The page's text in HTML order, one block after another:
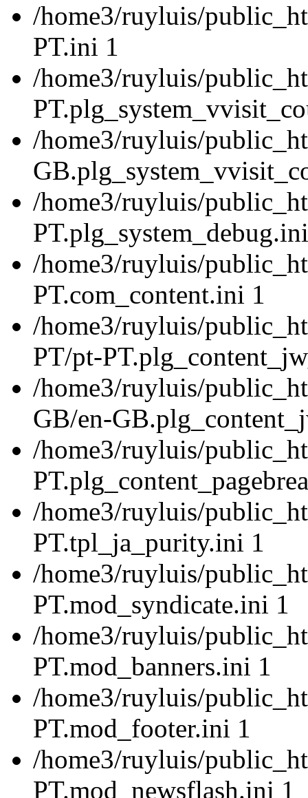
/home3/ruyluis/
PT.ini 1
/home3/ruyluis/
/home3/ruyluis/
/home3/ruyluis/
/home3/ruyluis/
PT.com_content.ini 1
/home3/ruyluis/
PT/pt-
/home3/ruyluis/
GB/en-
/home3/ruyluis/
/home3/ruyluis/
PT.tpl_ja_purity.ini 1
/home3/ruyluis/
PT.mod_syndicate.ini 1
/home3/ruyluis/
PT.mod_banners.ini 1
/home3/ruyluis/
PT.mod_footer.ini 1
/home3/ruyluis/
PT.mod_newsflash.ini 1